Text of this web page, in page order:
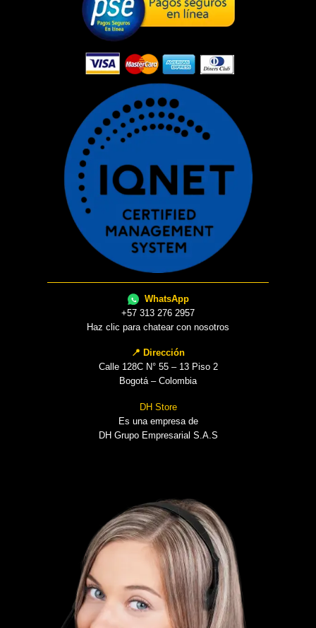
WhatsApp
+57 313 276 2957
Haz clic para chatear con nosotros
📍 Dirección
Calle 128C N° 55 – 13 Piso 2
Bogotá – Colombia
DH Store
Es una empresa de
DH Grupo Empresarial S.A.S